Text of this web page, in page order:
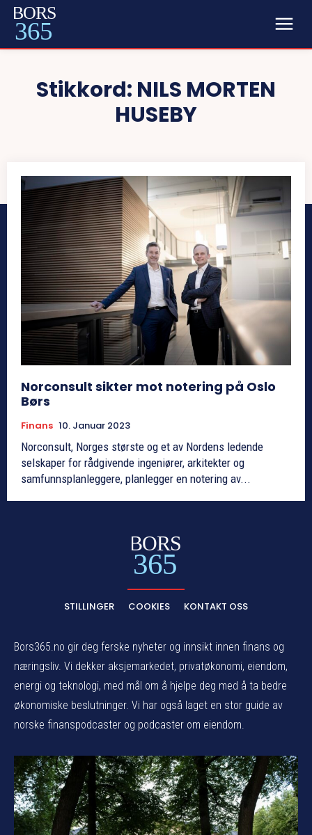
BORS
365
Stikkord: NILS MORTEN
HUSEBY
Norconsult sikter mot notering på Oslo
Børs
Finans 10. Januar 2023
Norconsult, Norges største og et av Nordens ledende
selskaper for rådgivende ingeniører, arkitekter og
samfunnsplanleggere, planlegger en notering av...
BORS
365
STILLINGER COOKIES KONTAKT OSS
Bors365.no gir deg ferske nyheter og innsikt innen finans og
næringsliv. Vi dekker aksjemarkedet, privatøkonomi, eiendom,
energi og teknologi, med mål om å hjelpe deg med å ta bedre
økonomiske beslutninger. Vi har også laget en stor guide av
norske finanspodcaster og podcaster om eiendom.